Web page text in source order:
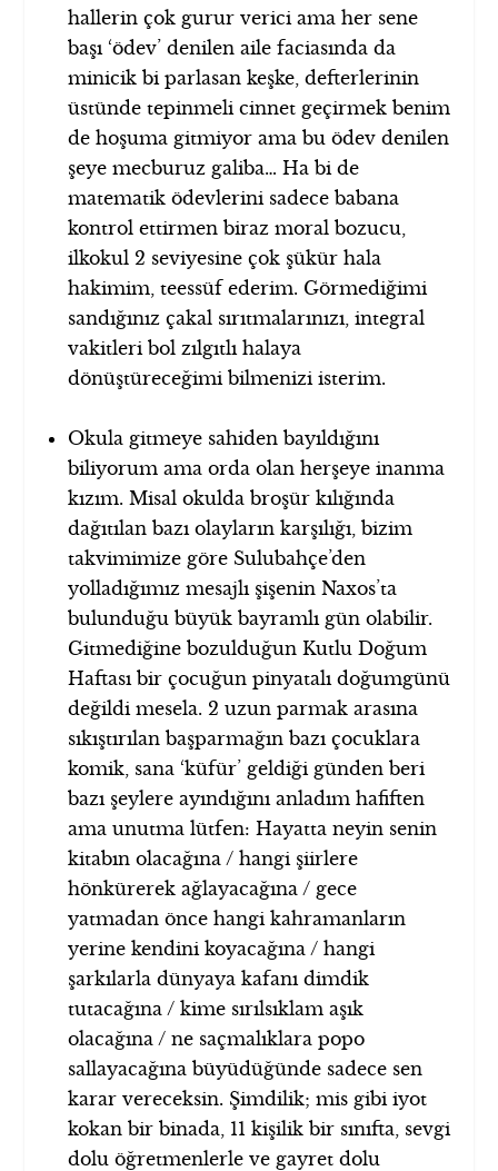
hallerin çok gurur verici ama her sene
başı ‘ödev’ denilen aile faciasında da
minicik bi parlasan keşke, defterlerinin
üstünde tepinmeli cinnet geçirmek benim
de hoşuma gitmiyor ama bu ödev denilen
şeye mecburuz galiba… Ha bi de
matematik ödevlerini sadece babana
kontrol ettirmen biraz moral bozucu,
ilkokul 2 seviyesine çok şükür hala
hakimim, teessüf ederim. Görmediğimi
sandığınız çakal sırıtmalarınızı, integral
vakitleri bol zılgıtlı halaya
dönüştüreceğimi bilmenizi isterim.
Okula gitmeye sahiden bayıldığını
biliyorum ama orda olan herşeye inanma
kızım. Misal okulda broşür kılığında
dağıtılan bazı olayların karşılığı, bizim
takvimimize göre Sulubahçe’den
yolladığımız mesajlı şişenin Naxos’ta
bulunduğu büyük bayramlı gün olabilir.
Gitmediğine bozulduğun Kutlu Doğum
Haftası bir çocuğun pinyatalı doğumgünü
değildi mesela. 2 uzun parmak arasına
sıkıştırılan başparmağın bazı çocuklara
komik, sana ‘küfür’ geldiği günden beri
bazı şeylere ayındığını anladım hafiften
ama unutma lütfen: Hayatta neyin senin
kitabın olacağına / hangi şiirlere
hönkürerek ağlayacağına / gece
yatmadan önce hangi kahramanların
yerine kendini koyacağına / hangi
şarkılarla dünyaya kafanı dimdik
tutacağına / kime sırılsıklam aşık
olacağına / ne saçmalıklara popo
sallayacağına büyüdüğünde sadece sen
karar vereceksin. Şimdilik; mis gibi iyot
kokan bir binada, 11 kişilik bir sınıfta, sevgi
dolu öğretmenlerle ve gayret dolu